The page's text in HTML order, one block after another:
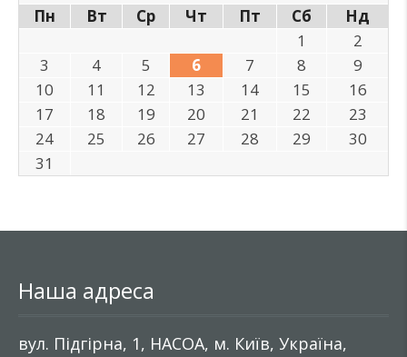
Пн
Вт Ср Чт Пт Сб
Нд
1
2
3
4 5 6 7 8
9
10
11 12 13 14 15
16
17
18 19 20 21 22
23
24
25 26 27 28 29
30
31
Наша адреса
вул. Підгірна, 1, НАСОА, м. Київ, Україна,